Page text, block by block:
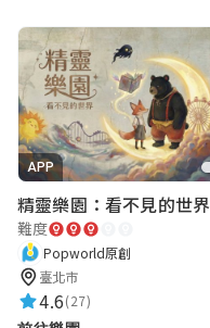
APP
精靈樂園：看不見的世界
難度
Popworld原創
臺北市
4.6(27)